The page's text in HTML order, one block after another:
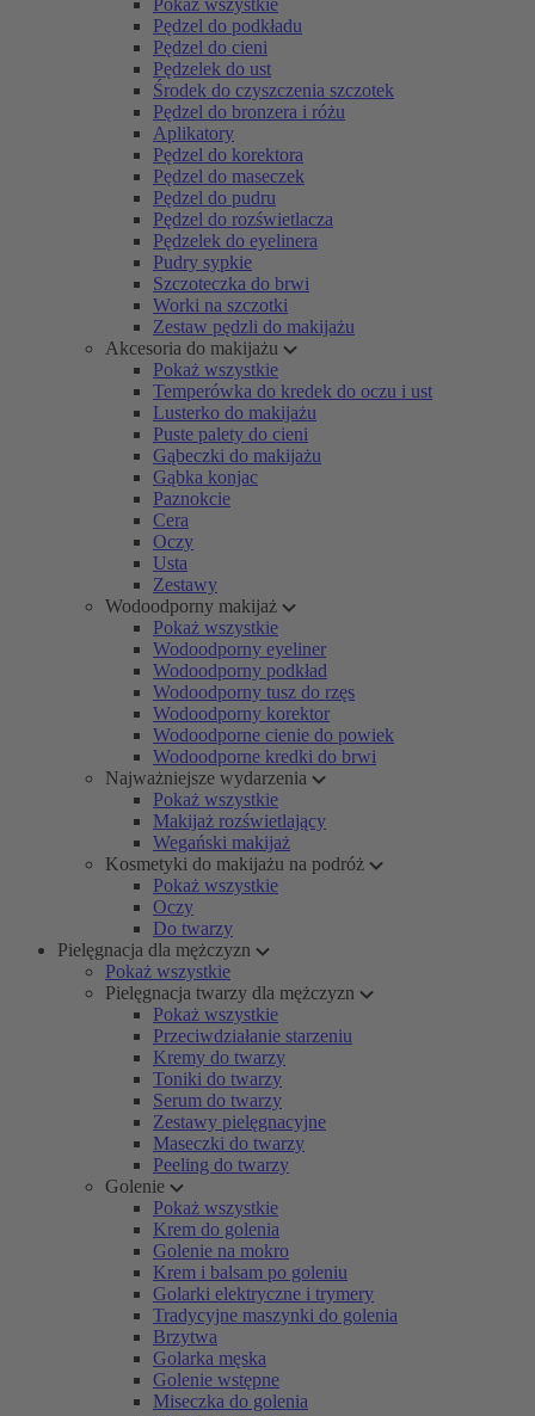
Pokaż wszystkie
Pędzel do podkładu
Pędzel do cieni
Pędzelek do ust
Środek do czyszczenia szczotek
Pędzel do bronzera i różu
Aplikatory
Pędzel do korektora
Pędzel do maseczek
Pędzel do pudru
Pędzel do rozświetlacza
Pędzelek do eyelinera
Pudry sypkie
Szczoteczka do brwi
Worki na szczotki
Zestaw pędzli do makijażu
Akcesoria do makijażu
Pokaż wszystkie
Temperówka do kredek do oczu i ust
Lusterko do makijażu
Puste palety do cieni
Gąbeczki do makijażu
Gąbka konjac
Paznokcie
Cera
Oczy
Usta
Zestawy
Wodoodporny makijaż
Pokaż wszystkie
Wodoodporny eyeliner
Wodoodporny podkład
Wodoodporny tusz do rzęs
Wodoodporny korektor
Wodoodporne cienie do powiek
Wodoodporne kredki do brwi
Najważniejsze wydarzenia
Pokaż wszystkie
Makijaż rozświetlający
Wegański makijaż
Kosmetyki do makijażu na podróż
Pokaż wszystkie
Oczy
Do twarzy
Pielęgnacja dla mężczyzn
Pokaż wszystkie
Pielęgnacja twarzy dla mężczyzn
Pokaż wszystkie
Przeciwdziałanie starzeniu
Kremy do twarzy
Toniki do twarzy
Serum do twarzy
Zestawy pielęgnacyjne
Maseczki do twarzy
Peeling do twarzy
Golenie
Pokaż wszystkie
Krem do golenia
Golenie na mokro
Krem i balsam po goleniu
Golarki elektryczne i trymery
Tradycyjne maszynki do golenia
Brzytwa
Golarka męska
Golenie wstępne
Miseczka do golenia